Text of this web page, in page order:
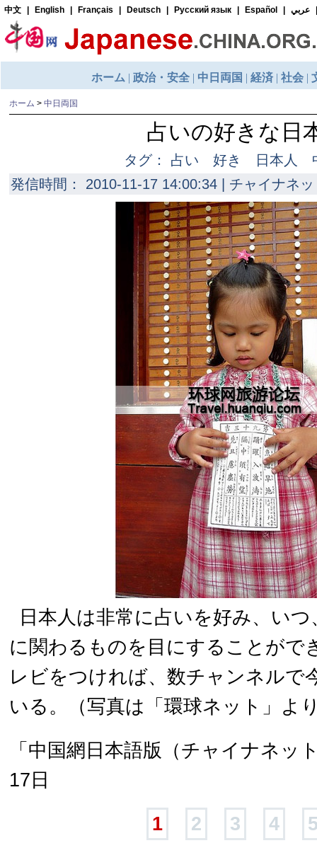
ホーム > 中日両国
占いの好きな日
タグ： 占い 好き 日本
発信時間： 2010-11-17 14:00:34 | チャイナネ
日本人は非常に占いを好み、い
に関わるものを目にすることがで
レビをつければ、数チャンネルで
いる。（写真は「環球ネット」よ
「中国網日本語版（チャイナネ
17日
1 2 3 4